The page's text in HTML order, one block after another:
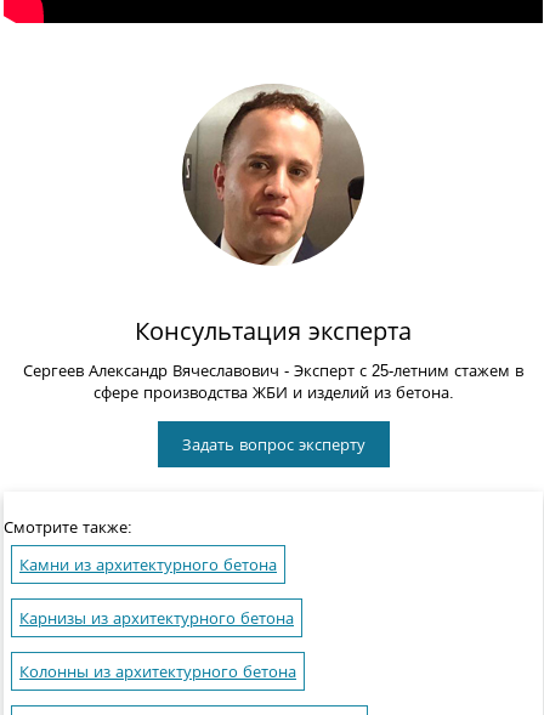
Консультация эксперта
Сергеев Александр Вячеславович - Эксперт с 25-летним стажем в
сфере производства ЖБИ и изделий из бетона.
Задать вопрос эксперту
Смотрите также:
Камни из архитектурного бетона
Карнизы из архитектурного бетона
Колонны из архитектурного бетона